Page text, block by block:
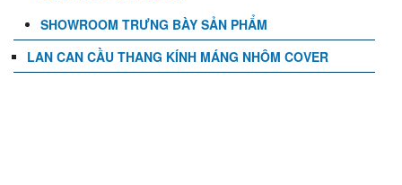
SHOWROOM TRƯNG BÀY SẢN PHẨM
LAN CAN CẦU THANG KÍNH MÁNG NHÔM COVER